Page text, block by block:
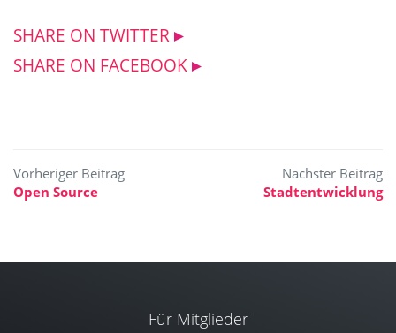
SHARE ON TWITTER
SHARE ON FACEBOOK
Beitragsnavigation
Open Source Stadtentwicklung
Für Mitglieder